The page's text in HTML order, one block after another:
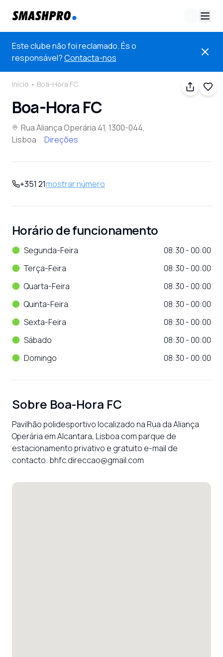
Este clube não foi reclamado. És o
responsável?Contacta-nos
Início Boa-Hora FC
Boa-Hora FC
Rua Aliança Operária 41, 1300-044,
Lisboa
Direções
+351 21mostrar número
Horário de funcionamento
Segunda-Feira
08:30 - 00:00
Terça-Feira
08:30 - 00:00
Quarta-Feira
08:30 - 00:00
Quinta-Feira
08:30 - 00:00
Sexta-Feira
08:30 - 00:00
Sábado
08:30 - 00:00
Domingo
08:30 - 00:00
Sobre Boa-Hora FC
Pavilhão polidesportivo localizado na Rua da Aliança
Operária em Alcantara, Lisboa com parque de
estacionamento privativo e gratuito e-mail de
contacto: bhfc.direccao@gmail.com